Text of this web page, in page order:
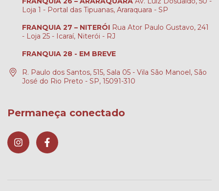
Loja 1 - Portal das Tipuanas, Araraquara - SP
FRANQUIA 27 – NITERÓI Rua Ator Paulo Gustavo, 241
- Loja 25 - Icaraí, Niterói - RJ
FRANQUIA 28 - EM BREVE
R. Paulo dos Santos, 515, Sala 05 - Vila São Manoel, São
José do Rio Preto - SP, 15091-310
Permaneça conectado